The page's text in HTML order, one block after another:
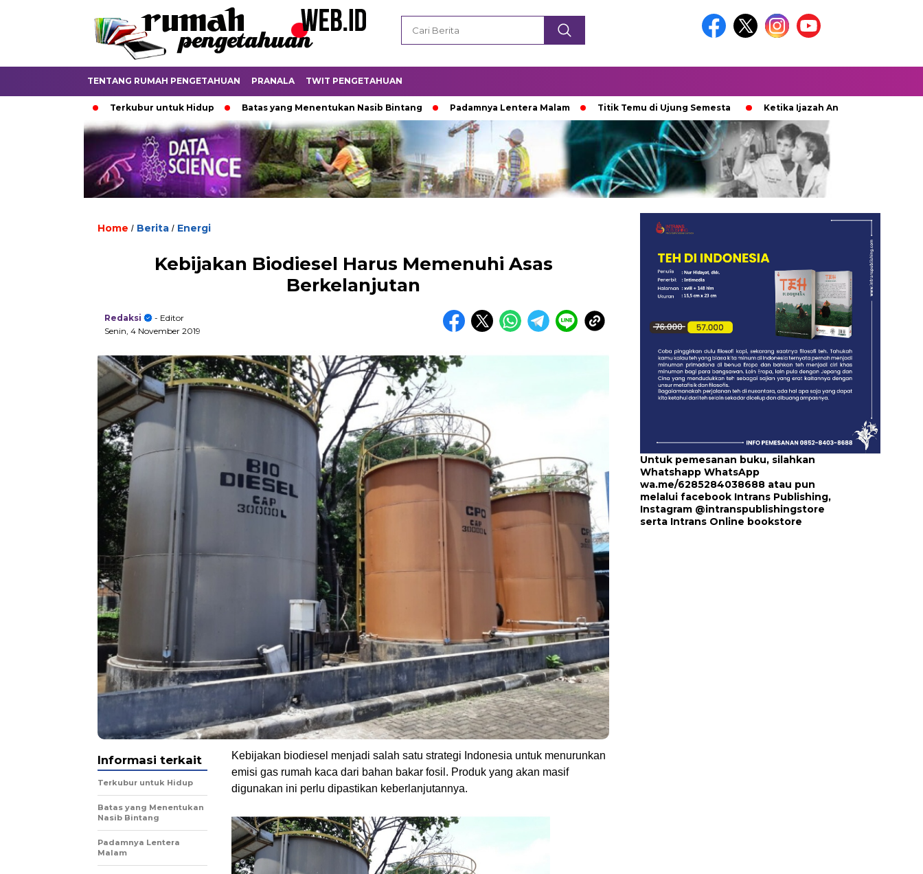
TENTANG RUMAH PENGETAHUAN PRANALA TWIT PENGETAHUAN
Terkubur untuk Hidup Batas yang Menentukan Nasib Bintang Padamnya Lentera Malam Titik Temu di Ujung Semesta Ketika Ijazah Analog Diperdebatkan di
Home / Berita / Energi
Kebijakan Biodiesel Harus Memenuhi Asas
Berkelanjutan
Redaksi
- Editor
Senin, 4 November 2019
Kebijakan biodiesel menjadi salah satu strategi Indonesia untuk menurunkan
emisi gas rumah kaca dari bahan bakar fosil. Produk yang akan masif
digunakan ini perlu dipastikan keberlanjutannya.
Informasi terkait
Terkubur untuk Hidup
Batas yang Menentukan
Nasib Bintang
Padamnya Lentera
Malam
Untuk pemesanan buku, silahkan
Whatshapp WhatsApp
wa.me/6285284038688 atau pun
melalui facebook Intrans Publishing,
Instagram @intranspublishingstore
serta Intrans Online bookstore